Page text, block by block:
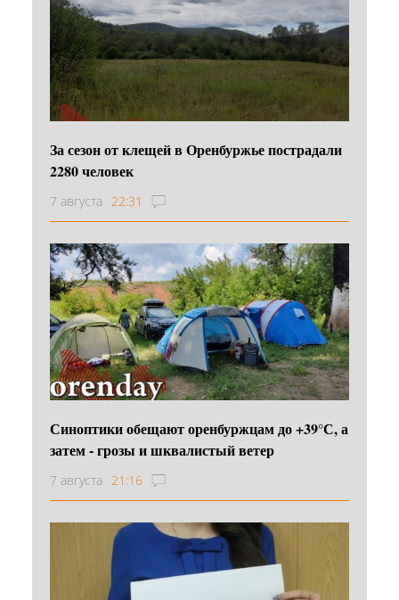
За сезон от клещей в Оренбуржье пострадали
2280 человек
7 августа 22:31
Синоптики обещают оренбуржцам до +39°С, а
затем - грозы и шквалистый ветер
7 августа 21:16